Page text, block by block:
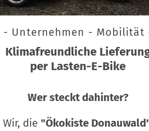
- Unternehmen - Mobilität
Klimafreundliche
per Lasten-E-Bike
Wer steckt dahinter?
Wir, die "Ökokiste